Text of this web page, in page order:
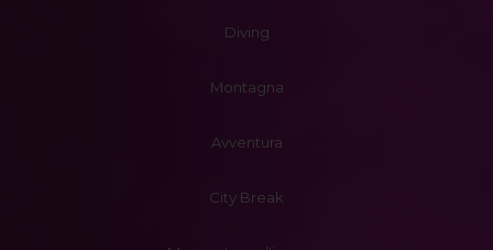
Diving
Montagna
Avventura
City Break